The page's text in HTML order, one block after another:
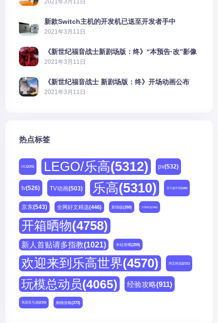
2021年3月11日
新款Switch主机的开发机已送至开发者手中
2021年3月11日
《新世纪福音战士新剧场版：终》“本预告·改”影像
公开
2021年3月11日
《新世纪福音战士 新剧场版：终》开场动画公布
2021年3月11日
热点标签
DC(225) LEGO/乐高(5312) pv(532)
tv(526) TV动画(503) 乐高(5310) 亚马逊中国(188)
京东(543) 全网好文精选(446) 剧场版(268) 天猫精选(180)
开箱晒物(4758)
新人首贴请多指教(1021) 本站首晒(259)
欢迎来到乐高世界(4570) 淘宝精选(231)
玩模总动员(4065) 经验攻略(911)
美国亚马逊(230) 购物攻略(273)